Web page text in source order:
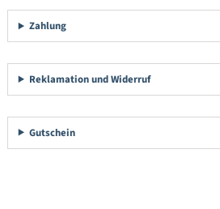
Zahlung
Reklamation und Widerruf
Gutschein